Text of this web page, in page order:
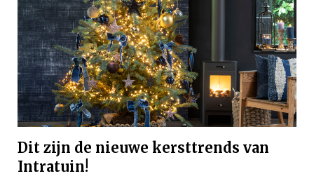
Dit zijn de nieuwe kersttrends van
Intratuin!